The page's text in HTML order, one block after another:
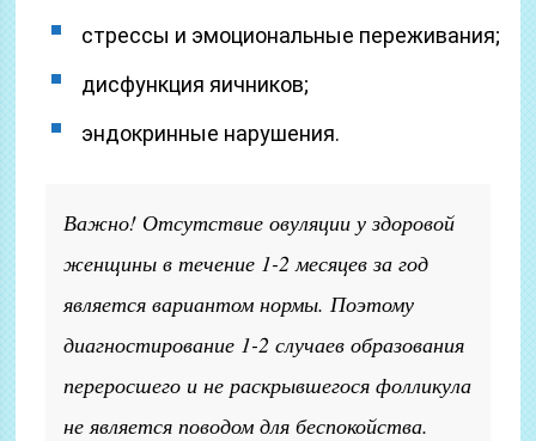
стрессы и эмоциональные переживания;
дисфункция яичников;
эндокринные нарушения.
Важно! Отсутствие овуляции у здоровой
женщины в течение 1-2 месяцев за год
является вариантом нормы. Поэтому
диагностирование 1-2 случаев образования
переросшего и не раскрывшегося фолликула
не является поводом для беспокойства.